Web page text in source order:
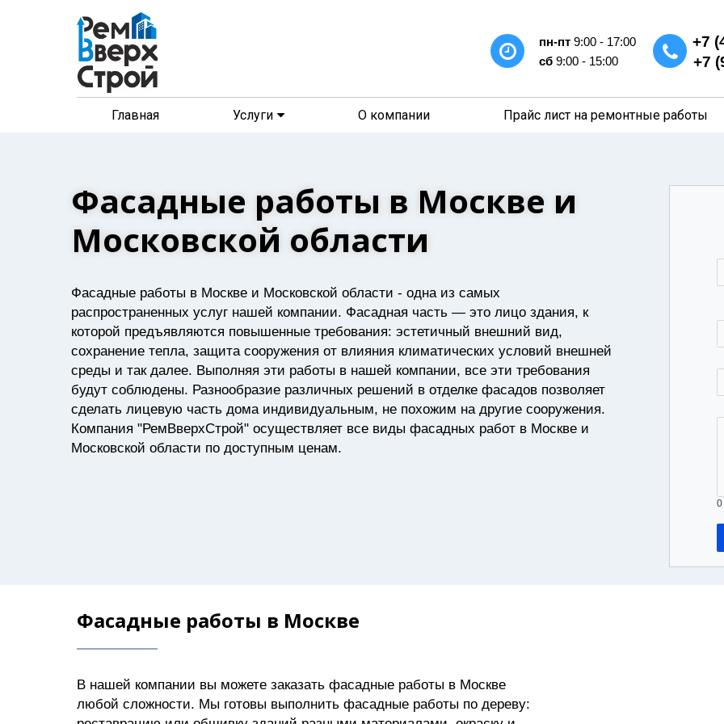
пн-пт 9:00 - 17:00
сб 9:00 - 15:00
+7
+7
Главная Услуги О компании Прайс лист на ремонтные работы
Фасадные работы в Москве и
Московской области
Фасадные работы в Москве и Московской области - одна из самых
распространенных услуг нашей компании. Фасадная часть — это лицо здания, к
которой предъявляются повышенные требования: эстетичный внешний вид,
сохранение тепла, защита сооружения от влияния климатических условий внешней
среды и так далее. Выполняя эти работы в нашей компании, все эти требования
будут соблюдены. Разнообразие различных решений в отделке фасадов позволяет
сделать лицевую часть дома индивидуальным, не похожим на другие сооружения.
Компания "РемВверхСтрой" осуществляет все виды фасадных работ в Москве и
Московской области по доступным ценам.
0
Фасадные работы в Москве
В нашей компании вы можете заказать фасадные работы в Москве
любой сложности. Мы готовы выполнить фасадные работы по дереву: